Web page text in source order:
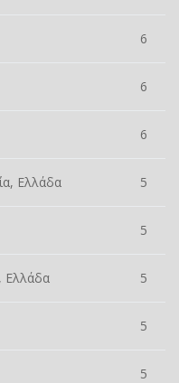
6
6
6
Ελλάδα 5
5
Ελλάδα 5
5
5